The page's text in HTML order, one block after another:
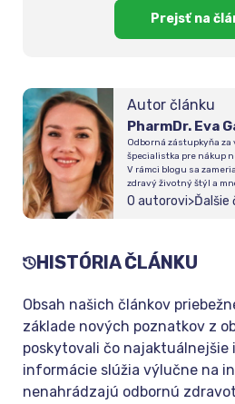
Prejsť na
Autor článku
PharmDr. Eva
Odborná zástupkyňa za
špecialistka pre nákup
V rámci blogu sa
zdravý životný štýl a
O autorovi>Ďalšie
HISTÓRIA ČLÁNKU
Obsah našich článkov
základe nových poznatkov z
poskytovali čo najaktuálnejšie
informácie slúžia výlučne na
nenahrádzajú odbornú